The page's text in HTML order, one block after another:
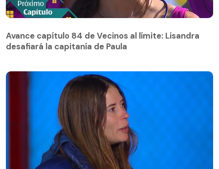
desafiará la capitanía de Paula
Avance capítulo 84 de Vecinos al límite: Lisandra
desafiará la capitanía de Paula